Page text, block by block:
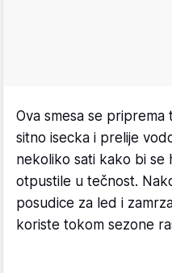
Ova smesa se
sitno isecka i prelije
nekoliko sati kako bi se
otpustile u tečnost.
posudice za led i
koriste tokom sezone